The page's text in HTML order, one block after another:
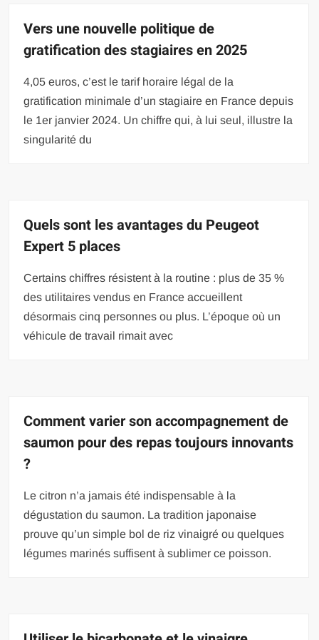
Vers une nouvelle politique de
gratification des stagiaires en 2025
4,05 euros, c’est le tarif horaire légal de la
gratification minimale d’un stagiaire en France depuis
le 1er janvier 2024. Un chiffre qui, à lui seul, illustre la
singularité du
Quels sont les avantages du Peugeot
Expert 5 places
Certains chiffres résistent à la routine : plus de 35 %
des utilitaires vendus en France accueillent
désormais cinq personnes ou plus. L’époque où un
véhicule de travail rimait avec
Comment varier son accompagnement de
saumon pour des repas toujours innovants
?
Le citron n’a jamais été indispensable à la
dégustation du saumon. La tradition japonaise
prouve qu’un simple bol de riz vinaigré ou quelques
légumes marinés suffisent à sublimer ce poisson.